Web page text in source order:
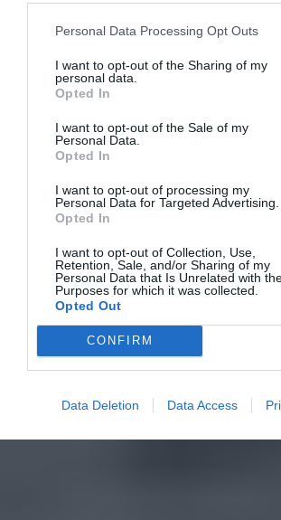
Personal Data Processing Opt Outs
I want to opt-out of the Sharing of my
personal data.
Opted In
I want to opt-out of the Sale of my
Personal Data.
Opted In
I want to opt-out of processing my
Personal Data for Targeted Advertising.
Opted In
I want to opt-out of Collection, Use,
Retention, Sale, and/or Sharing of my
Personal Data that Is Unrelated with
Purposes for which it was collected.
Opted Out
CONFIRM
Data Deletion Data Access